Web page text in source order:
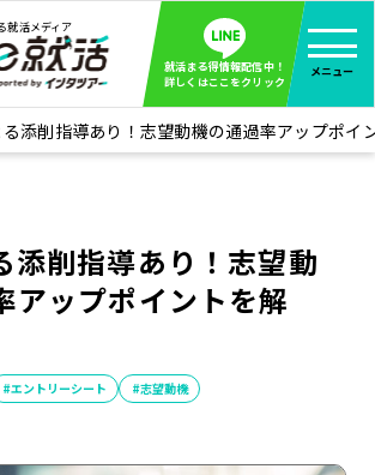
就活メディア
就活まる得情報配信中！
詳しくはここをクリック
メニュー
ハウ 全て見る
え！特捜部
い企業の裏側を徹底調査！
ー活動レポ 全て見る
使ってどうだった？OBOG成功談
タビュー
今、就活を振り返ってみた
ログ
教える、今就活でやるべきこと
る添削指導あり！志望動機の通過率アップポイ
添削指導あり！志望動
アップポイントを解
#エントリーシート #志望動機